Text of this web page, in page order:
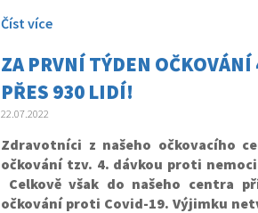
Číst více
ZA PRVNÍ TÝDEN
PŘES 930 LIDÍ!
22.07.2022
Zdravotníci z našeho očkovacího
očkování tzv. 4. dávkou proti
Celkově však do našeho centra
očkování proti Covid-19. Výjimku